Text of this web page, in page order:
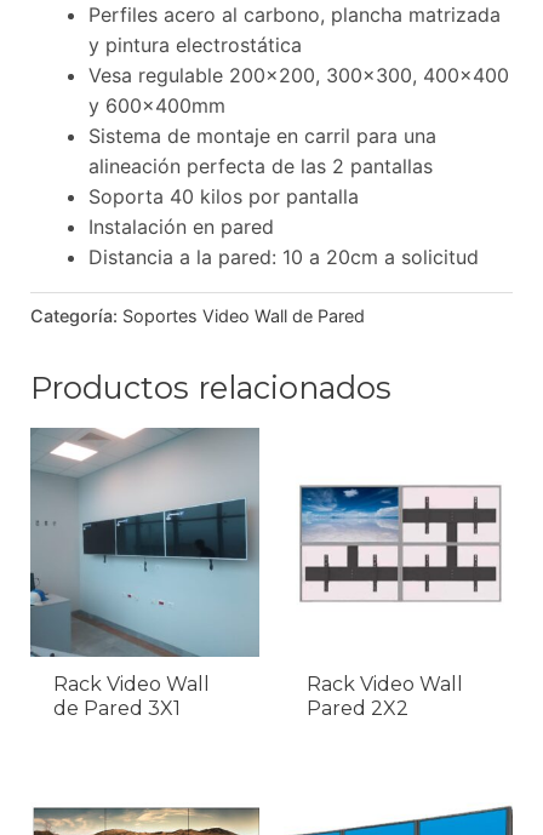
Perfiles acero al carbono, plancha matrizada
y pintura electrostática
Vesa regulable 200×200, 300×300, 400×400
y 600x400mm
Sistema de montaje en carril para una
alineación perfecta de las 2 pantallas
Soporta 40 kilos por pantalla
Instalación en pared
Distancia a la pared: 10 a 20cm a solicitud
Categoría: Soportes Video Wall de Pared
Productos relacionados
Rack Video Wall
de Pared 3X1
Rack Video Wall
Pared 2X2